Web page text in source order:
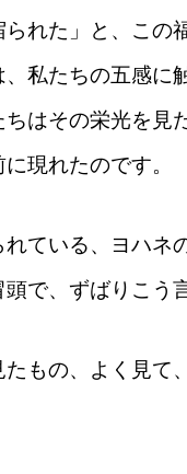
れた」と、この
私たちの五感に
はその栄光を見
現れたのです。
ている、ヨハネ
で、ずばりこう
もの、よく見